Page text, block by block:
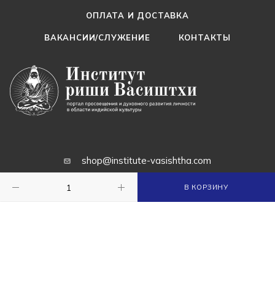
В КОРЗИНУ
ОПЛАТА И ДОСТАВКА
ВАКАНСИИ/СЛУЖЕНИЕ КОНТАКТЫ
shop@institute-vasishtha.com
Ашрамы: Италия, Россия, Украина,